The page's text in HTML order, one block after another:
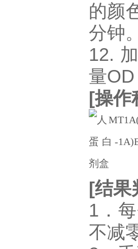
的颜
分钟
12.
量
[操作
[结果
1．
不减